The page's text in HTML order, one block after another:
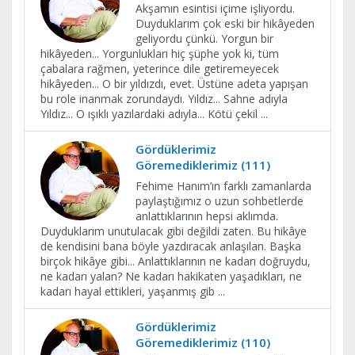
Akşamın esintisi içime işliyordu.
Duyduklarım çok eski bir hikâyeden
geliyordu çünkü. Yorgun bir
hikâyeden... Yorgunlukları hiç şüphe yok ki, tüm
çabalara rağmen, yeterince dile getiremeyecek
hikâyeden... O bir yıldızdı, evet. Üstüne adeta yapışan
bu role inanmak zorundaydı. Yıldız... Sahne adıyla
Yıldız... O ışıklı yazılardaki adıyla... Kötü çekil ...
Gördüklerimiz
Göremediklerimiz (111)
Fehime Hanım’ın farklı zamanlarda
paylaştığımız o uzun sohbetlerde
anlattıklarının hepsi aklımda.
Duyduklarım unutulacak gibi değildi zaten. Bu hikâye
de kendisini bana böyle yazdıracak anlaşılan. Başka
birçok hikâye gibi... Anlattıklarının ne kadarı doğruydu,
ne kadarı yalan? Ne kadarı hakikaten yaşadıkları, ne
kadarı hayal ettikleri, yaşanmış gib ...
Gördüklerimiz
Göremediklerimiz (110)